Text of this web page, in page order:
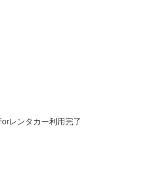
レンタカー利用完了